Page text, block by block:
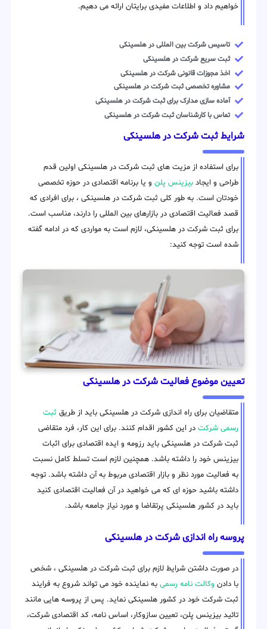
خواهیم داد و اطلاعات مفیدی برایتان ارائه می دهیم.
تاسیس شرکت بین المللی در هلسینکی
ثبت سریع شرکت در هلسینکی
اخذ مجوزات قانونی شرکت در هلسینکی
مشاوره تخصصی ثبت شرکت در هلسینکی
آماده سازی مدارک برای ثبت شرکت در هلسینکی
تماس با کارشناسان ثبت شرکت در هلسینکی
شرایط ثبت شرکت در هلسینکی
برای استفاده از مزیت های ثبت شرکت در هلسینکی اولین قدم
طراحی و ایجاد بیزینس پلن و یا برنامه اقتصادی در حوزه تخصصی
خودتان است. به طور کلی ثبت شرکت در هلسینکی ، برای افرادی که
قصد فعالیت اقتصادی در بازارهای بین المللی را دارند، مناسب است.
برای ثبت شرکت در هلسینکی، لازم است به مواردی که در ادامه گفته
شده است توجه کنید:
تعیین موضوع فعالیت شرکت در هلسینکی
متقاضیان برای راه اندازی شرکت در هلسینکی باید از طریق ثبت
رسمی شرکت در این کشور اقدام کنند. برای این کار، فرد متقاضی
ثبت شرکت در هلسینکی باید رزومه و ایده اقتصادی برای اثبات
بیزینس خود را داشته باشد. همچنین لازم است تسلط کامل نسبت
به فعالیت مورد نظر و بازار اقتصادی مربوط به آن داشته باشد. توجه
داشته باشید حوزه ای که می خواهید در آن فعالیت اقتصادی کنید
باید در کشور هلسینکی پرتقاضا و مورد نیاز جامعه باشد.
پروسه راه اندازی شرکت در هلسینکی
در صورت داشتن شرایط لازم برای ثبت شرکت در هلسینکی ، شخص
با دادن وکالت نامه رسمی به نماینده خود می تواند شروع به فرایند
ثبت شرکت خود در کشور هلسینکی نماید. پس از پروسه هایی مانند
تائید بیزینس پلن، تعیین سازوکار، اساس نامه، کد اقتصادی شرکت،